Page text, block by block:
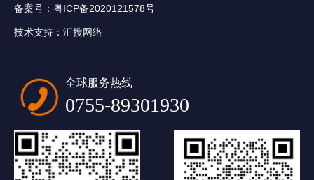
备案号： 粤ICP备2020121578号
技术支持： 汇搜网络
全球服务热线
0755-89301930